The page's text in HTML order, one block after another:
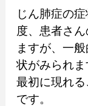
じん肺症の
度、患者さ
ますが、一
状がみられま
最初に現れる
です。